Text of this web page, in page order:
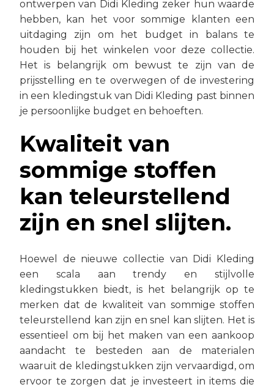
ontwerpen van Didi Kleding zeker hun waarde
hebben, kan het voor sommige klanten een
uitdaging zijn om het budget in balans te
houden bij het winkelen voor deze collectie.
Het is belangrijk om bewust te zijn van de
prijsstelling en te overwegen of de investering
in een kledingstuk van Didi Kleding past binnen
je persoonlijke budget en behoeften.
Kwaliteit van
sommige stoffen
kan teleurstellend
zijn en snel slijten.
Hoewel de nieuwe collectie van Didi Kleding
een scala aan trendy en stijlvolle
kledingstukken biedt, is het belangrijk op te
merken dat de kwaliteit van sommige stoffen
teleurstellend kan zijn en snel kan slijten. Het is
essentieel om bij het maken van een aankoop
aandacht te besteden aan de materialen
waaruit de kledingstukken zijn vervaardigd, om
ervoor te zorgen dat je investeert in items die